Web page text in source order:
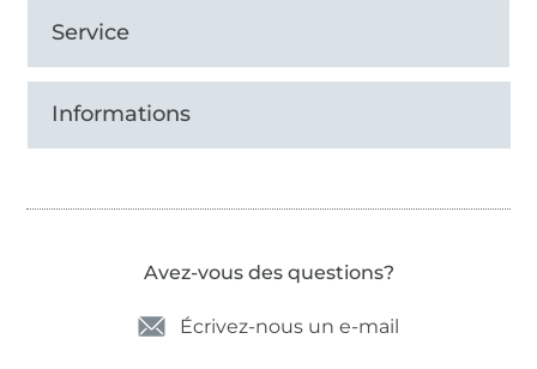
Service
Informations
Avez-vous des questions?
Écrivez-nous un e-mail